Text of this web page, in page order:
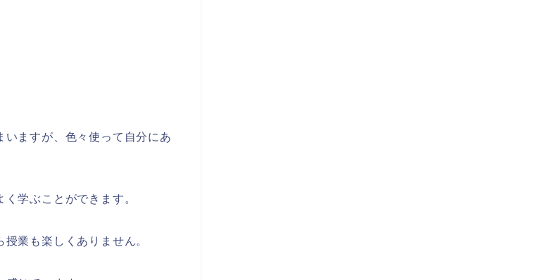
ますが、色々使って自分にあ
学ぶことができます。
業も楽しくありません。